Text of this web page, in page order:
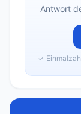
Antwort
✓